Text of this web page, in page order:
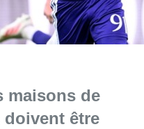
maisons de
être